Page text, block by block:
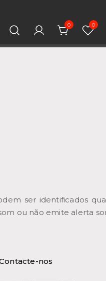
0 0
ser identificados
ou não emite alerta
nos